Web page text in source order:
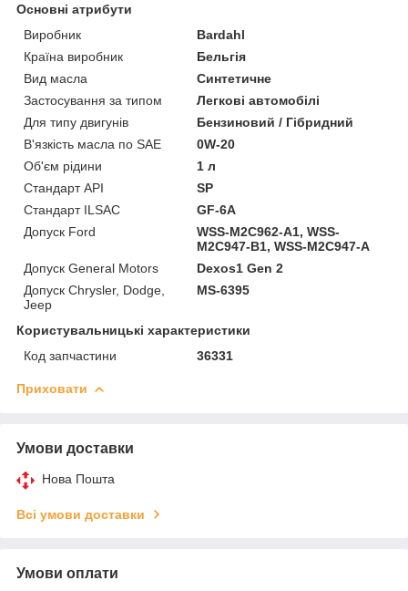
Основні атрибути
Виробник
Bardahl
Країна виробник
Бельгія
Вид масла
Синтетичне
Застосування за типом
Легкові автомобілі
Для типу двигунів
Бензиновий / Гібридний
В'язкість масла по SAE
0W-20
Об'єм рідини
1 л
Стандарт API
SP
Стандарт ILSAC
GF-6A
Допуск Ford
WSS-M2C962-A1, WSS-
M2C947-B1, WSS-M2C947-A
Допуск General Motors
Dexos1 Gen 2
Допуск Chrysler, Dodge,
Jeep
MS-6395
Користувальницькі характеристики
Код запчастини
36331
Приховати
Умови доставки
Нова Пошта
Всі умови доставки
Умови оплати